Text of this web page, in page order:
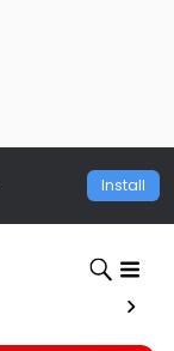
Install